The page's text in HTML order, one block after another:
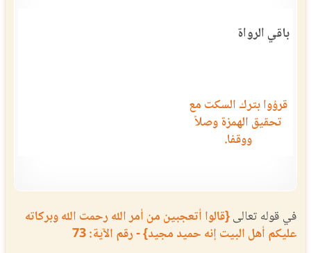
باقي الرواة
قرؤوا بترك السكت مع
تحقيق الهمزة وصلاً
ووقفا.
في قوله تعالى{قالوا أتعجبين من أمر الله رحمت الله وبركاته
عليكم أهل البيت إنه حميد مجيد} - رقم الآية: 73